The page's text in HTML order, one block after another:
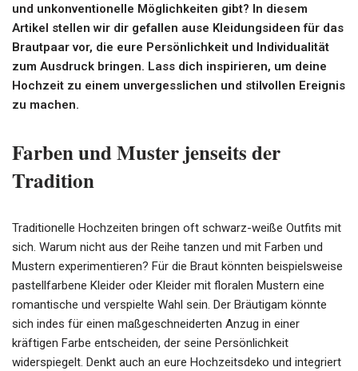
und unkonventionelle Möglichkeiten gibt? In diesem
Artikel stellen wir dir gefallen ause Kleidungsideen für das
Brautpaar vor, die eure Persönlichkeit und Individualität
zum Ausdruck bringen. Lass dich inspirieren, um deine
Hochzeit zu einem unvergesslichen und stilvollen Ereignis
zu machen.
Farben und Muster jenseits der
Tradition
Traditionelle Hochzeiten bringen oft schwarz-weiße Outfits mit
sich. Warum nicht aus der Reihe tanzen und mit Farben und
Mustern experimentieren? Für die Braut könnten beispielsweise
pastellfarbene Kleider oder Kleider mit floralen Mustern eine
romantische und verspielte Wahl sein. Der Bräutigam könnte
sich indes für einen maßgeschneiderten Anzug in einer
kräftigen Farbe entscheiden, der seine Persönlichkeit
widerspiegelt. Denkt auch an eure Hochzeitsdeko und integriert